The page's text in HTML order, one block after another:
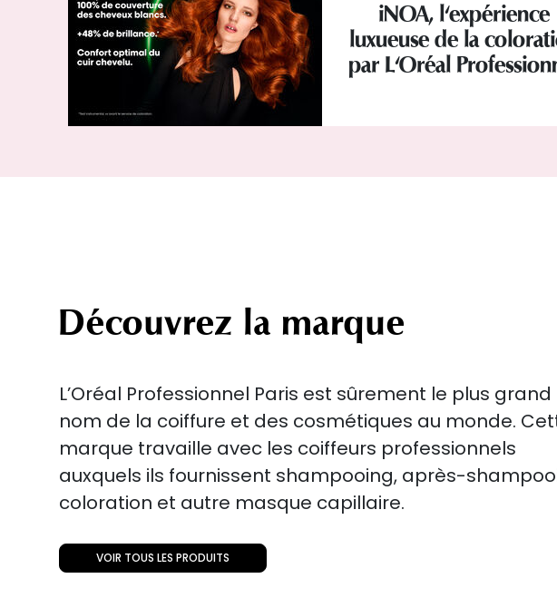
iNOA, l'expérience
luxueuse de la
par L'Oréal
Découvrez la marque
L’Oréal Professionnel Paris est sûrement le plus grand
nom de la coiffure et des cosmétiques au monde.
marque travaille avec les coiffeurs professionnels
auxquels ils fournissent shampooing, après-
coloration et autre masque capillaire.
VOIR TOUS LES PRODUITS